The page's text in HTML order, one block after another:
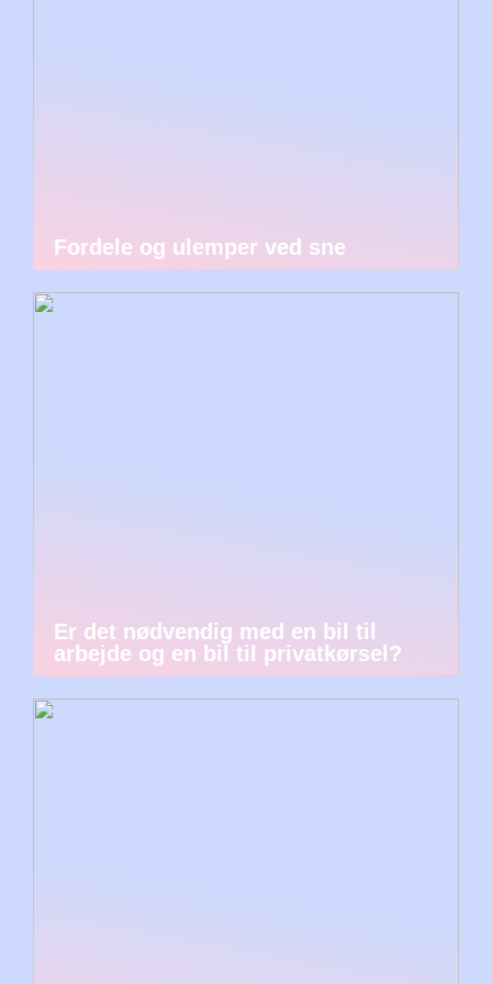
Fordele og ulemper ved sne
Er det nødvendig med en bil til
arbejde og en bil til privatkørsel?